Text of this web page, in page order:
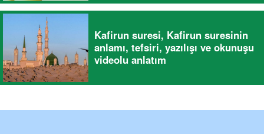
Kafirun suresi, Kafirun suresinin
anlamı, tefsiri, yazılışı ve okunuşu
videolu anlatım